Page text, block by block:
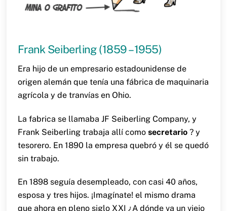
Frank Seiberling (1859 – 1955)
Era hijo de un empresario estadounidense de
origen alemán que tenía una fábrica de maquinaria
agrícola y de tranvías en Ohio.
La fabrica se llamaba JF Seiberling Company, y
Frank Seiberling trabaja allí como secretario? y
tesorero. En 1890 la empresa quebró y él se quedó
sin trabajo.
En 1898 seguía desempleado, con casi 40 años,
esposa y tres hijos. ¡Imagínate! el mismo drama
que ahora en pleno siglo XXI ¿A dónde va un viejo